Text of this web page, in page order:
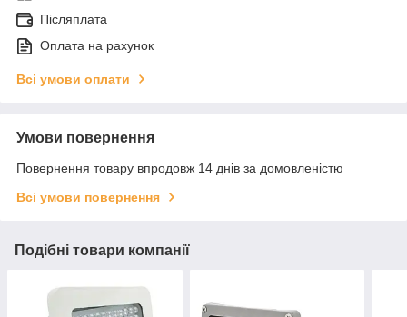
Післяплата
Оплата на рахунок
Всі умови оплати
Умови повернення
Повернення товару впродовж 14 днів за домовленістю
Всі умови повернення
Подібні товари компанії